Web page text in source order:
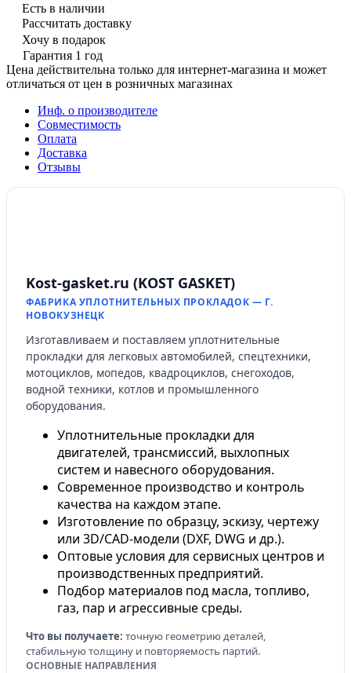
Есть в наличии
Рассчитать доставку
Хочу в подарок
Гарантия 1 год
Цена действительна только для интернет-магазина и может
отличаться от цен в розничных магазинах
Инф. о производителе
Совместимость
Оплата
Доставка
Отзывы
Kost-gasket.ru (KOST GASKET)
ФАБРИКА УПЛОТНИТЕЛЬНЫХ ПРОКЛАДОК — Г.
НОВОКУЗНЕЦК
Изготавливаем и поставляем уплотнительные
прокладки для легковых автомобилей, спецтехники,
мотоциклов, мопедов, квадроциклов, снегоходов,
водной техники, котлов и промышленного
оборудования.
Уплотнительные прокладки для
двигателей, трансмиссий, выхлопных
систем и навесного оборудования.
Современное производство и контроль
качества на каждом этапе.
Изготовление по образцу, эскизу, чертежу
или 3D/CAD-модели (DXF, DWG и др.).
Оптовые условия для сервисных центров и
производственных предприятий.
Подбор материалов под масла, топливо,
газ, пар и агрессивные среды.
Что вы получаете: точную геометрию деталей,
стабильную толщину и повторяемость партий.
ОСНОВНЫЕ НАПРАВЛЕНИЯ